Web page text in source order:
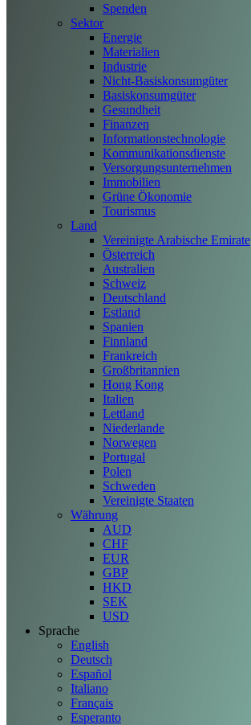
Spenden
Sektor
Energie
Materialien
Industrie
Nicht-Basiskonsumgüter
Basiskonsumgüter
Gesundheit
Finanzen
Informationstechnologie
Kommunikationsdienste
Versorgungsunternehmen
Immobilien
Grüne Ökonomie
Tourismus
Land
Vereinigte Arabische Emirate
Österreich
Australien
Schweiz
Deutschland
Estland
Spanien
Finnland
Frankreich
Großbritannien
Hong Kong
Italien
Lettland
Niederlande
Norwegen
Portugal
Polen
Schweden
Vereinigte Staaten
Währung
AUD
CHF
EUR
GBP
HKD
SEK
USD
Sprache
English
Deutsch
Español
Italiano
Français
Esperanto